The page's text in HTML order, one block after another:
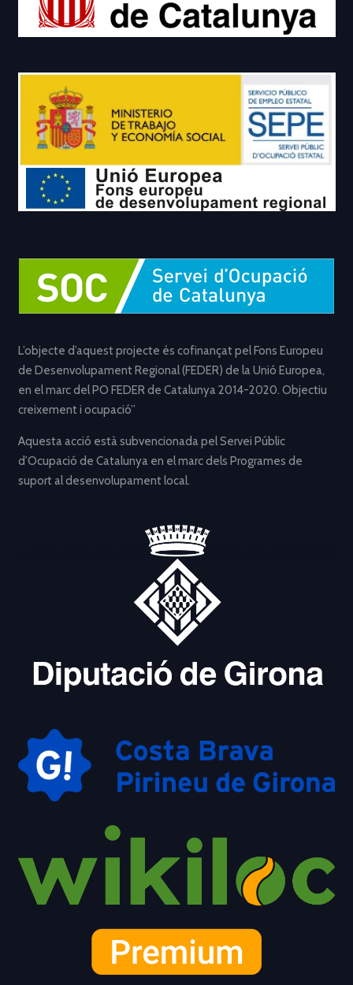
L’objecte d’aquest projecte és cofinançat pel Fons Europeu
de Desenvolupament Regional (FEDER) de la Unió Europea,
en el marc del PO FEDER de Catalunya 2014-2020. Objectiu
creixement i ocupació”
Aquesta acció està subvencionada pel Servei Públic
d’Ocupació de Catalunya en el marc dels Programes de
suport al desenvolupament local.